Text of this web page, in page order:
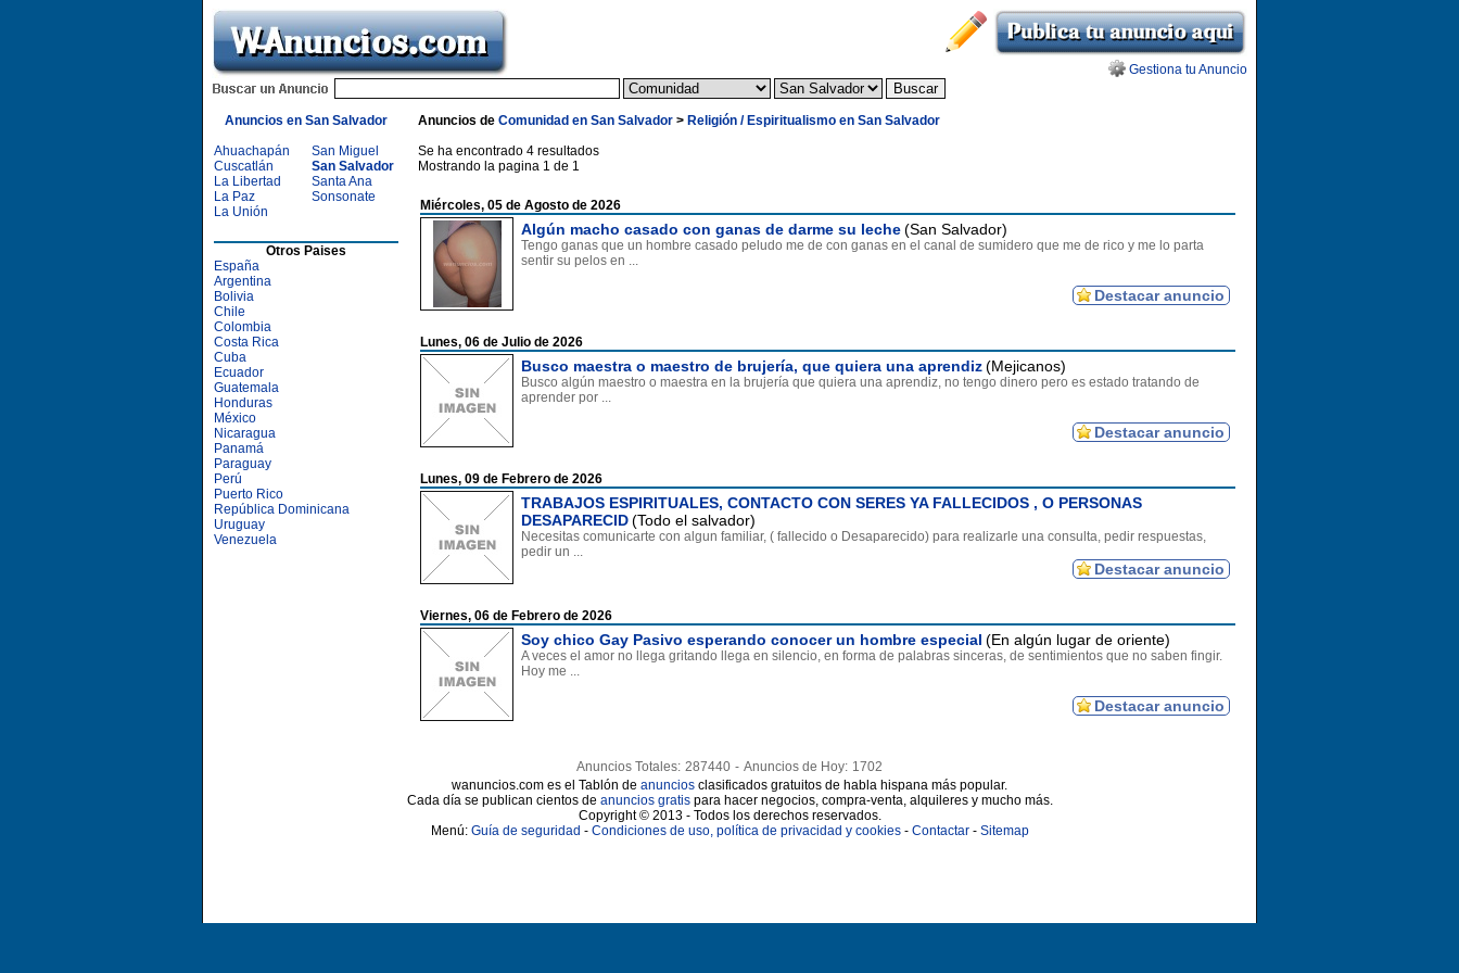
Gestiona tu Anuncio
Anuncios en San Salvador
Ahuachapán
Cuscatlán
La Libertad
La Paz
La Unión
San Miguel
San Salvador
Santa Ana
Sonsonate
Otros Paises
España
Argentina
Bolivia
Chile
Colombia
Costa Rica
Cuba
Ecuador
Guatemala
Honduras
México
Nicaragua
Panamá
Paraguay
Perú
Puerto Rico
República Dominicana
Uruguay
Venezuela
Anuncios de Comunidad en San Salvador > Religión / Espiritualismo en San Salvador
Se ha encontrado 4 resultados
Mostrando la pagina 1 de 1
Miércoles, 05 de Agosto de 2026
Algún macho casado con ganas de darme su leche(San Salvador)
Tengo ganas que un hombre casado peludo me de con ganas en el canal de sumidero que me de rico y me lo parta
sentir su pelos en ...
Destacar anuncio
Lunes, 06 de Julio de 2026
Busco maestra o maestro de brujería, que quiera una aprendiz(Mejicanos)
Busco algún maestro o maestra en la brujería que quiera una aprendiz, no tengo dinero pero es estado tratando de
aprender por ...
Destacar anuncio
Lunes, 09 de Febrero de 2026
TRABAJOS ESPIRITUALES, CONTACTO CON SERES YA FALLECIDOS , O PERSONAS
DESAPARECID(Todo el salvador)
Necesitas comunicarte con algun familiar, ( fallecido o Desaparecido) para realizarle una consulta, pedir respuestas,
pedir un ...
Destacar anuncio
Viernes, 06 de Febrero de 2026
Soy chico Gay Pasivo esperando conocer un hombre especial (En algún lugar de oriente)
A veces el amor no llega gritando llega en silencio, en forma de palabras sinceras, de sentimientos que no saben fingir.
Hoy me ...
Destacar anuncio
Anuncios Totales: 287440 - Anuncios de Hoy: 1702
wanuncios.com es el Tablón de anuncios clasificados gratuitos de habla hispana más popular.
Cada día se publican cientos de anuncios gratispara hacer negocios, compra-venta, alquileres y mucho más.
Copyright © 2013 - Todos los derechos reservados.
Menú: Guía de seguridad - Condiciones de uso, política de privacidad y cookies- Contactar- Sitemap